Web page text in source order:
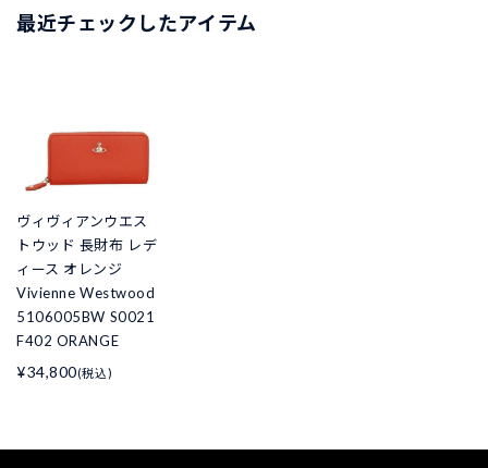
最近チェックしたアイテム
ヴィヴィアンウエス
トウッド 長財布 レデ
ィース オレンジ
Vivienne Westwood
5106005BW S0021
F402 ORANGE
¥34,800(税込)